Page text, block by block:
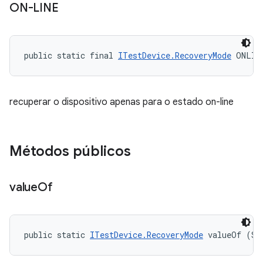
ON-LINE
public static final ITestDevice.RecoveryMode
recuperar o dispositivo apenas para o estado on-line
Métodos públicos
valueOf
public static ITestDevice.RecoveryMode valueOf